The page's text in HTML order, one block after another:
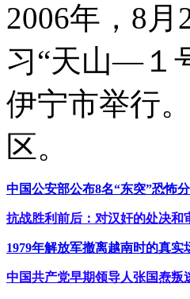
2006年，8
习“天山―１
伊宁市举行
区。
中国公安部公布8名“东突”恐怖
抗战胜利前后：对汉奸的处决和
1979年解放军撤离越南时的真实
中国共产党早期领导人张国焘叛